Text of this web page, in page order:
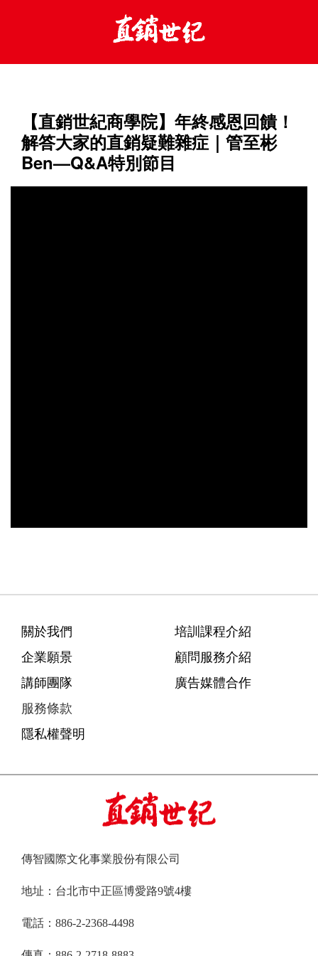
【直銷世紀商學院】年終感恩回饋！
解答大家的直銷疑難雜症｜管至彬
Ben—Q&A特別節目
關於我們
企業願景
講師團隊
服務條款
隱私權聲明
培訓課程介紹
顧問服務介紹
廣告媒體合作
傳智國際文化事業股份有限公司
地址：台北市中正區博愛路9號4樓
電話：886-2-2368-4498